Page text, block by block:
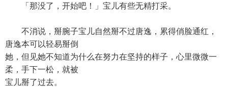
「那没了，开始吧！」宝儿有些无精打采。
不消说，掰腕子宝儿自然掰不过唐逸，累得俏脸通红，
唐逸本可以轻易掰倒
她，但见她不知道为什么在努力在坚持的样子，心里微微一
柔，手下一松，就被
宝儿掰了过去。